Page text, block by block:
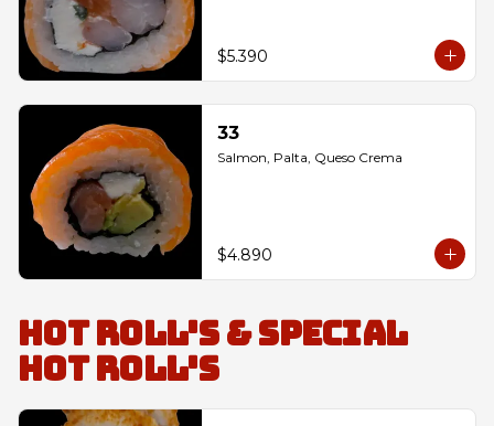
$5.390
33
Salmon, Palta, Queso Crema
$4.890
Hot Roll's & Special
Hot Roll's